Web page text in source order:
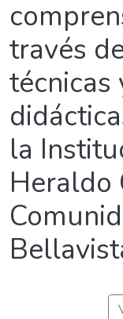
través
técnicas
la
Heraldo